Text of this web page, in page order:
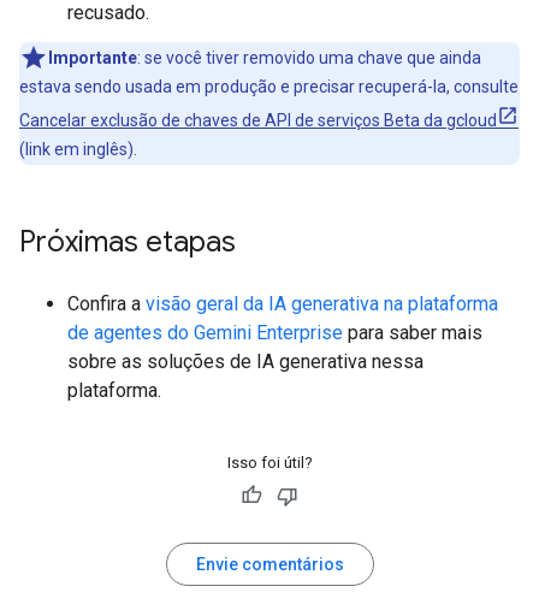
recusado.
Importante: se você tiver removido uma chave que ainda
estava sendo usada em produção e precisar recuperá-la, consulte
Cancelar exclusão de chaves de API de serviços Beta da gcloud
(link em inglês).
Próximas etapas
Confira a visão geral da IA generativa na plataforma
de agentes do Gemini Enterprise para saber mais
sobre as soluções de IA generativa nessa
plataforma.
Isso foi útil?
Envie comentários